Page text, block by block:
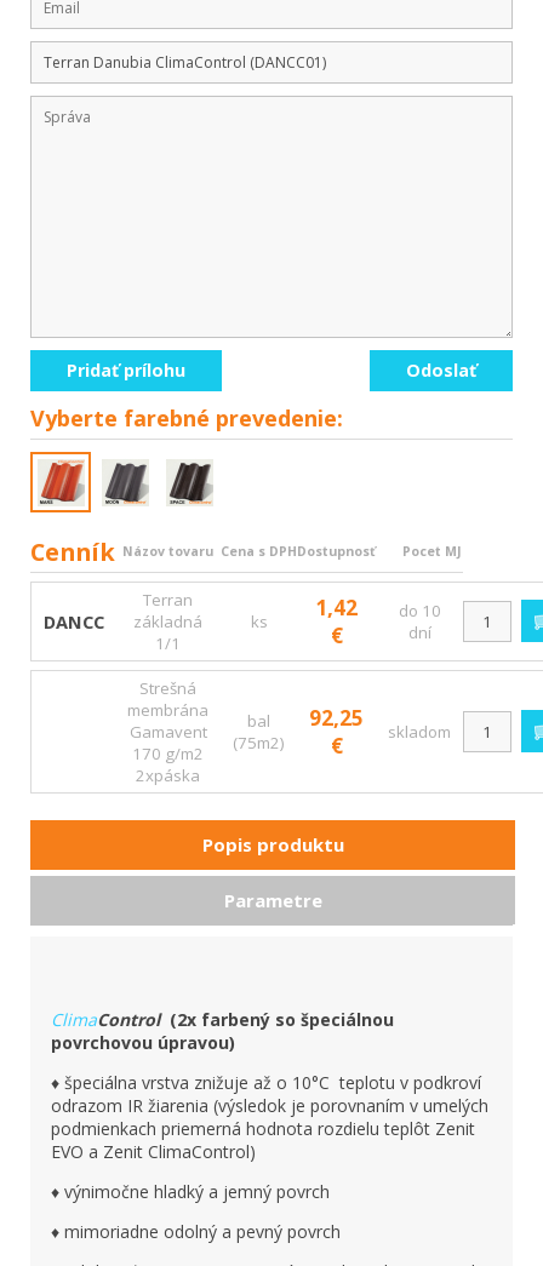
Pridať prílohu Odoslať
Vyberte farebné prevedenie:
Cenník Názov tovaru Cena s DPHDostupnosť Pocet MJ
DANCC
Terran
základná
1/1
ks
1,42
€
do 10
dní
Strešná
membrána
Gamavent
170 g/m2
2xpáska
bal
(75m2)
92,25
€
skladom
Popis produktu
Parametre
ClimaControl (2x farbený so špeciálnou
povrchovou úpravou)
♦ špeciálna vrstva znižuje až o 10°C teplotu v podkroví
odrazom IR žiarenia (výsledok je porovnaním v umelých
podmienkach priemerná hodnota rozdielu teplôt Zenit
EVO a Zenit ClimaControl)
♦ výnimočne hladký a jemný povrch
♦ mimoriadne odolný a pevný povrch